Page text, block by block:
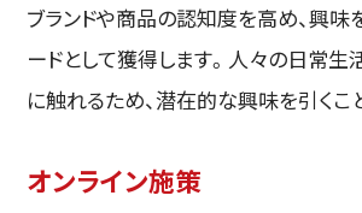
ブランドや商品の認知度を高め、興味
ードとして獲得します。人々の日常
に触れるため、潜在的な興味を引くこ
オンライン施策